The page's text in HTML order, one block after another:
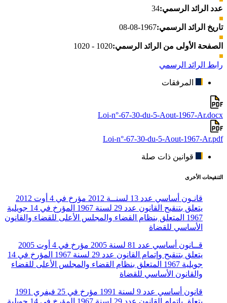
عدد الرائد الرسمي:34
تاريخ الرائد الرسمي:1967-08-08
الصفحة الأولى من الرائد الرسمي:1020 - 1020
رابط الرائد الرسمي
المرفقات
Loi-n°-67-30-du-5-Aout-1967-Ar.docx
Loi-n°-67-30-du-5-Aout-1967-Ar.pdf
قوانين ذات صلة
التنقيحات الأخرى
قانـون أساسي عدد 13 لسنــة 2012 مؤرخ في 4 أوت 2012
يتعلق بتنقيح القانون عدد 29 لسنة 1967 المؤرخ في 14 جويلية
1967 المتعلق بنظام القضاء والمجلس الأعلى للقضاء والقانون
الأساسي للقضاة
قــانون أساسي عدد 81 لسنة 2005 مؤرخ في 4 أوت 2005
يتعلق بتنقيح وإتمام القانون عدد 29 لسنة 1967 المؤرخ في 14
جويلية 1967 المتعلق بنظام القضاء والمجلس الأعلى للقضاء
والقانون الأساسي للقضاة
قانون أساسي عدد 9 لسنة 1991 مؤرخ في 25 فيفري 1991